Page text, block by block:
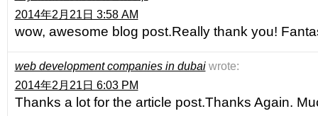
2014年2月21日 3:58 AM
wow, awesome blog post.Really thank you!
web development companies in dubai wrote:
2014年2月21日 6:03 PM
Thanks a lot for the article post.Thanks Again.